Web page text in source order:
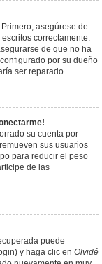
asegúrese de
correctamente.
de que no ha
por su dueño
ser reparado.
su cuenta por
sus usuarios
para reducir el peso
de las
puede
y haga clic en Olvidé